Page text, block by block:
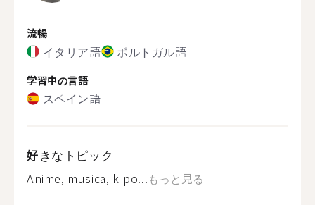
流暢
イタリア語 ポルトガル語
学習中の言語
スペイン語
好きなトピック
Anime, musica, k-po...もっと見る